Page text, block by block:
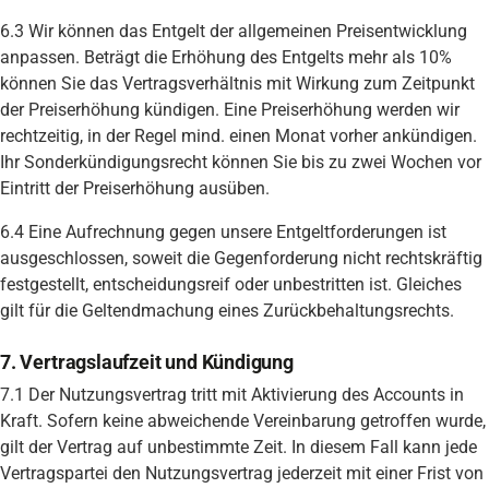
6.3 Wir können das Entgelt der allgemeinen Preisentwicklung
anpassen. Beträgt die Erhöhung des Entgelts mehr als 10%
können Sie das Vertragsverhältnis mit Wirkung zum Zeitpunkt
der Preiserhöhung kündigen. Eine Preiserhöhung werden wir
rechtzeitig, in der Regel mind. einen Monat vorher ankündigen.
Ihr Sonderkündigungsrecht können Sie bis zu zwei Wochen vor
Eintritt der Preiserhöhung ausüben.
6.4 Eine Aufrechnung gegen unsere Entgeltforderungen ist
ausgeschlossen, soweit die Gegenforderung nicht rechtskräftig
festgestellt, entscheidungsreif oder unbestritten ist. Gleiches
gilt für die Geltendmachung eines Zurückbehaltungsrechts.
7. Vertragslaufzeit und Kündigung
7.1 Der Nutzungsvertrag tritt mit Aktivierung des Accounts in
Kraft. Sofern keine abweichende Vereinbarung getroffen wurde,
gilt der Vertrag auf unbestimmte Zeit. In diesem Fall kann jede
Vertragspartei den Nutzungsvertrag jederzeit mit einer Frist von